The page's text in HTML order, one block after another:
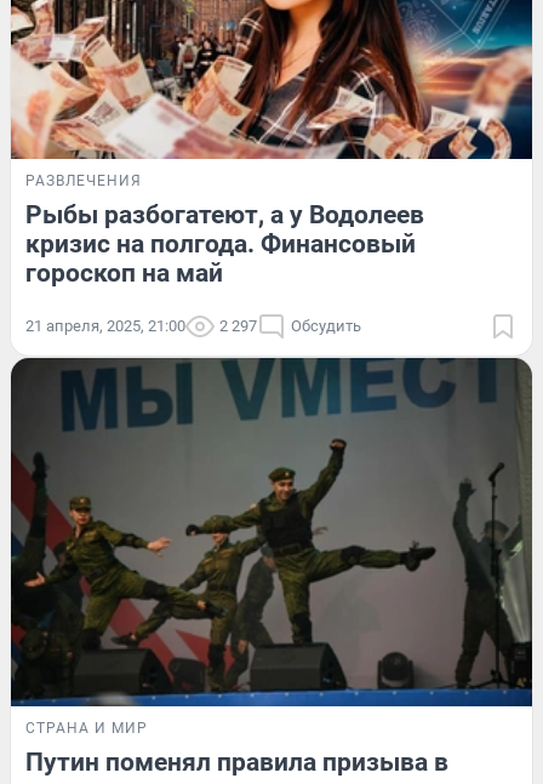
РАЗВЛЕЧЕНИЯ
Рыбы разбогатеют, а у Водолеев
кризис на полгода. Финансовый
гороскоп на май
21 апреля, 2025, 21:00 2 297 Обсудить
СТРАНА И МИР
Путин поменял правила призыва в